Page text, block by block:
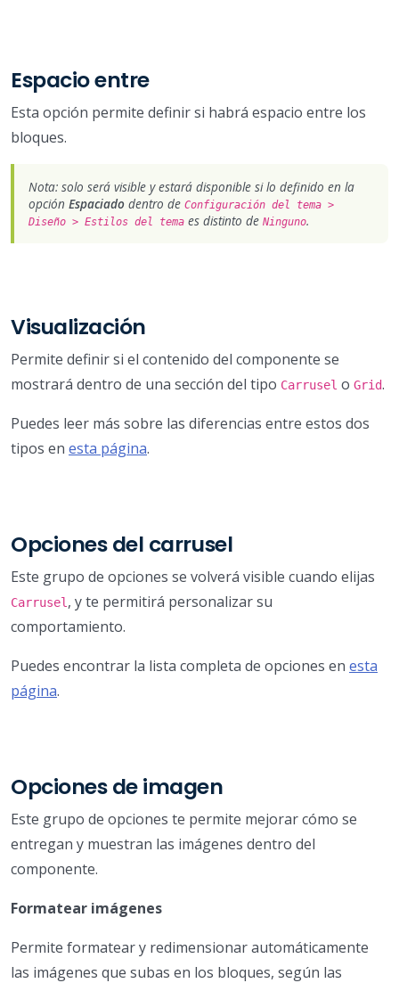
Espacio entre
Esta opción permite definir si habrá espacio entre los
bloques.
Nota: solo será visible y estará disponible si lo definido en la
opción Espaciado dentro de Configuración del tema >
Diseño > Estilos del tema es distinto de Ninguno.
Visualización
Permite definir si el contenido del componente se
mostrará dentro de una sección del tipo Carrusel o Grid.
Puedes leer más sobre las diferencias entre estos dos
tipos en esta página.
Opciones del carrusel
Este grupo de opciones se volverá visible cuando elijas
Carrusel , y te permitirá personalizar su
comportamiento.
Puedes encontrar la lista completa de opciones en esta
página.
Opciones de imagen
Este grupo de opciones te permite mejorar cómo se
entregan y muestran las imágenes dentro del
componente.
Formatear imágenes
Permite formatear y redimensionar automáticamente
las imágenes que subas en los bloques, según las